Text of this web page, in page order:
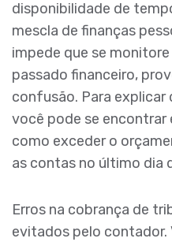
disponibilidade de
mescla de finanças
impede que se
passado financeiro,
confusão. Para
você pode se
como exceder o
as contas no último dia
Erros na cobrança de
evitados pelo contador.